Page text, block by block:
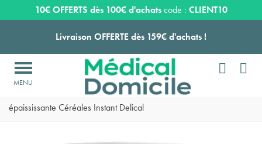
Nutrition médicale > Poudre médical
épaississante Céréales Instant Delical
10€ OFFERTS dès 100€ d'achatscode : CLIENT10
Livraison OFFERTE dès 159€ d'achats !
Payez en 3 ou 4 fois SANS FRAIS à partir de 100
Expédition sous 24 à 48 heures ouvrées*

